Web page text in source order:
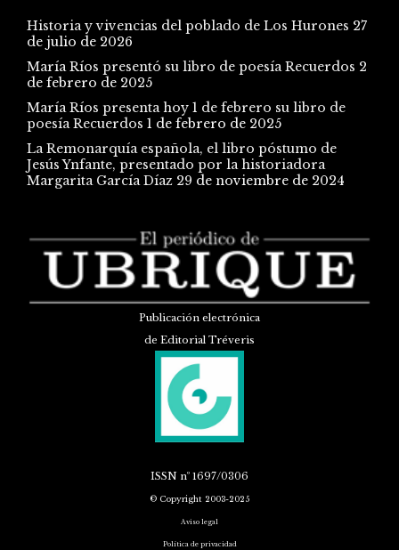
Historia y vivencias del poblado de Los Hurones 27
de julio de 2026
María Ríos presentó su libro de poesía Recuerdos 2
de febrero de 2025
María Ríos presenta hoy 1 de febrero su libro de
poesía Recuerdos 1 de febrero de 2025
La Remonarquía española, el libro póstumo de
Jesús Ynfante, presentado por la historiadora
Margarita García Díaz 29 de noviembre de 2024
Publicación electrónica
de Editorial Tréveris
ISSN nº 1697/0306
© Copyright 2003-2025
Aviso legal
Política de privacidad